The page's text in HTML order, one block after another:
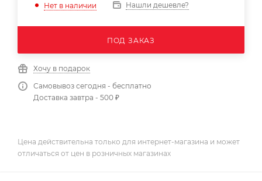
Нет в наличии Нашли дешевле?
ПОД ЗАКАЗ
Хочу в подарок
Самовывоз сегодня - бесплатно
Доставка завтра - 500 ₽
Цена действительна только для интернет-магазина и может
отличаться от цен в розничных магазинах